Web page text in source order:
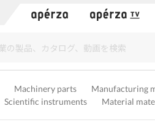
Machinery parts Manufacturing
Scientific instruments Material